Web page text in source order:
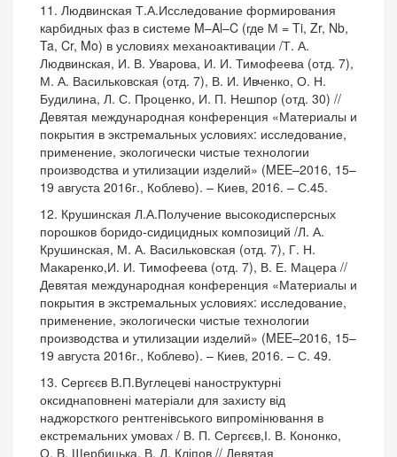
11. Людвинская Т.А.Исследование формирования
карбидных фаз в системе M–Al–C (где М = Ti, Zr, Nb,
Ta, Cr, Mo) в условиях механоактивации /Т. А.
Людвинская, И. В. Уварова, И. И. Тимофеева (отд. 7),
М. А. Васильковская (отд. 7), В. И. Ивченко, О. Н.
Будилина, Л. С. Проценко, И. П. Нешпор (отд. 30) //
Девятая международная конференция «Материалы и
покрытия в экстремальных условиях: исследование,
применение, экологически чистые технологии
производства и утилизации изделий» (MEE–2016, 15–
19 августа 2016г., Коблево). – Киев, 2016. – С.45.
12. Крушинская Л.А.Получение высокодисперсных
порошков боридо-сидицидных композиций /Л. А.
Крушинская, М. А. Васильковская (отд. 7), Г. Н.
Макаренко,И. И. Тимофеева (отд. 7), В. Е. Мацера //
Девятая международная конференция «Материалы и
покрытия в экстремальных условиях: исследование,
применение, экологически чистые технологии
производства и утилизации изделий» (MEE–2016, 15–
19 августа 2016г., Коблево). – Киев, 2016. – С. 49.
13. Сергєєв В.П.Вуглецеві наноструктурні
оксиднаповнені матеріали для захисту від
наджорсткого рентгенівського випромінювання в
екстремальних умовах / В. П. Сергєєв,І. В. Кононко,
О. В. Щербицька, В. Д. Кліпов // Девятая